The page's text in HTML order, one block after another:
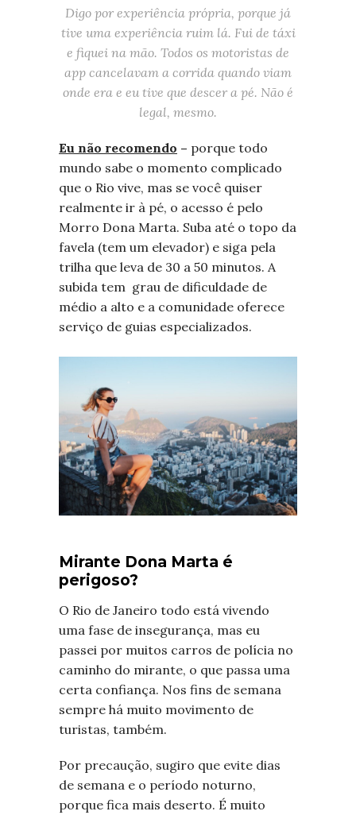
Digo por experiência própria, porque já
tive uma experiência ruim lá. Fui de táxi
e fiquei na mão. Todos os motoristas de
app cancelavam a corrida quando viam
onde era e eu tive que descer a pé. Não é
legal, mesmo.
Eu não recomendo – porque todo
mundo sabe o momento complicado
que o Rio vive, mas se você quiser
realmente ir à pé, o acesso é pelo
Morro Dona Marta. Suba até o topo da
favela (tem um elevador) e siga pela
trilha que leva de 30 a 50 minutos. A
subida tem grau de dificuldade de
médio a alto e a comunidade oferece
serviço de guias especializados.
Mirante Dona Marta é
perigoso?
O Rio de Janeiro todo está vivendo
uma fase de insegurança, mas eu
passei por muitos carros de polícia no
caminho do mirante, o que passa uma
certa confiança. Nos fins de semana
sempre há muito movimento de
turistas, também.
Por precaução, sugiro que evite dias
de semana e o período noturno,
porque fica mais deserto. É muito